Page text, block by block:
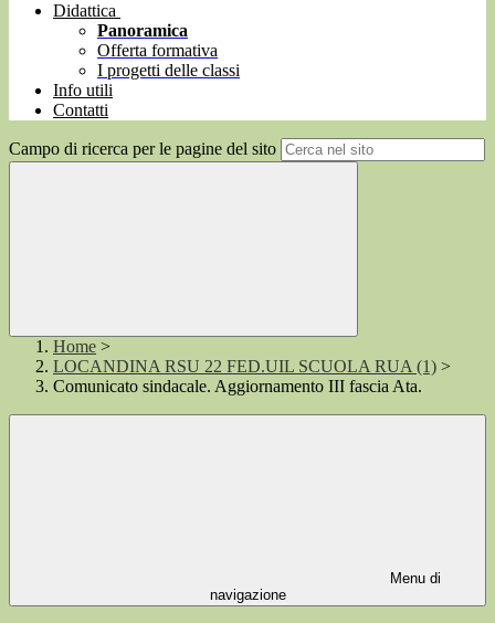
Didattica
Panoramica
Offerta formativa
I progetti delle classi
Info utili
Contatti
Campo di ricerca per le pagine del sito
Home >
LOCANDINA RSU 22 FED.UIL SCUOLA RUA (1) >
Comunicato sindacale. Aggiornamento III fascia Ata.
Menu di
navigazione